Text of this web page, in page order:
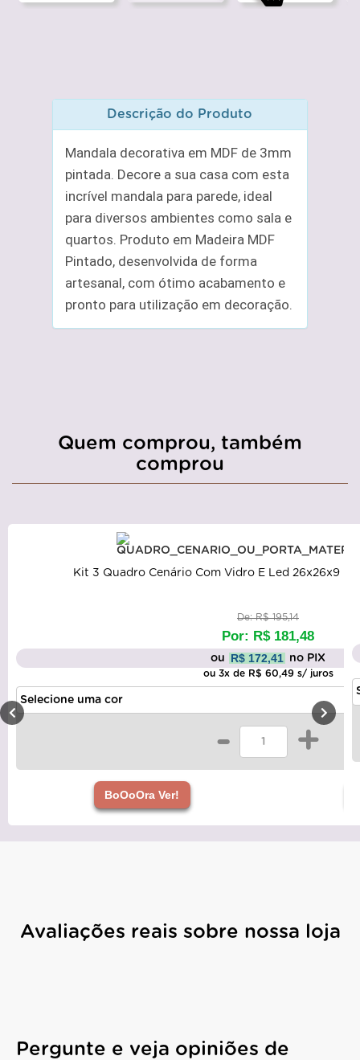
Descrição do Produto
Mandala decorativa em MDF de 3mm
pintada. Decore a sua casa com esta
incrível mandala para parede, ideal
para diversos ambientes como sala e
quartos. Produto em Madeira MDF
Pintado, desenvolvida de forma
artesanal, com ótimo acabamento e
pronto para utilização em decoração.
Quem comprou, também
comprou
Kit 3 Quadro Cenário Com Vidro E Led 26x26x9
De: R$ 195,14
Por: R$ 181,48
ou R$ 172,41 no PIX
ou 3x de R$ 60,49 s/ juros
- +
BoOoOra Ver!
Avaliações reais sobre nossa loja
Pergunte e veja opiniões de